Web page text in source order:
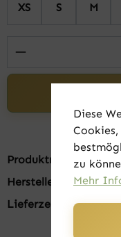
XS S M
Produkt
Produktnummer:
Hersteller:
B&C
Lieferzeit:
1-3 Tage
Diese
zu
Mehr